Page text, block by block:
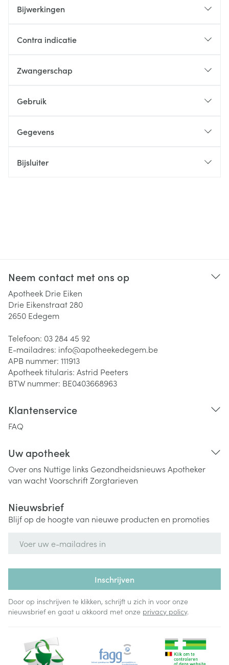
Bijwerkingen
Contra indicatie
Zwangerschap
Gebruik
Gegevens
Bijsluiter
Neem contact met ons op
Apotheek Drie Eiken
Drie Eikenstraat 280
2650 Edegem
Telefoon: 03 284 45 92
E-mailadres: info@apotheekedegem.be
APB nummer: 111913
Apotheek titularis: Astrid Peeters
BTW nummer: BE0403668963
Klantenservice
FAQ
Uw apotheek
Over ons Nuttige links Gezondheidsnieuws Apotheker
van wachtVoorschriftZorgtarieven
Nieuwsbrief
Blijf op de hoogte van nieuwe producten en promoties
Inschrijven
Door op inschrijven te klikken, schrijft u zich in voor onze
nieuwsbrief en gaat u akkoord met onze privacy policy.